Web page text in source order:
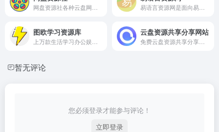
图欧学习资源库 云盘资源共享分享网站
暂无评论
您必须登录才能参与评论！
立即登录